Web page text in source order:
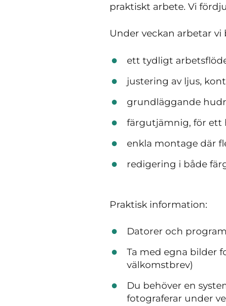
praktiskt arbete. Vi
Under veckan arbetar
ett tydligt
justering av ljus,
grundläggande
färgutjämnig, för ett
enkla montage där
redigering i både
Praktisk information:
Datorer och
Ta med egna bilder
välkomstbrev)
Du behöver en
fotograferar under